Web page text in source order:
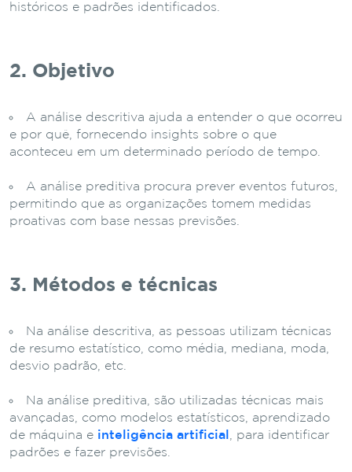
históricos e padrões identificados.
2. Objetivo
A análise descritiva ajuda a entender o que ocorreu
e por quê, fornecendo insights sobre o que
aconteceu em um determinado período de tempo.
A análise preditiva procura prever eventos futuros,
permitindo que as organizações tomem medidas
proativas com base nessas previsões.
3. Métodos e técnicas
Na análise descritiva, as pessoas utilizam técnicas
de resumo estatístico, como média, mediana, moda,
desvio padrão, etc.
Na análise preditiva, são utilizadas técnicas mais
avançadas, como modelos estatísticos, aprendizado
de máquina e inteligência artificial
, para identificar
padrões e fazer previsões.